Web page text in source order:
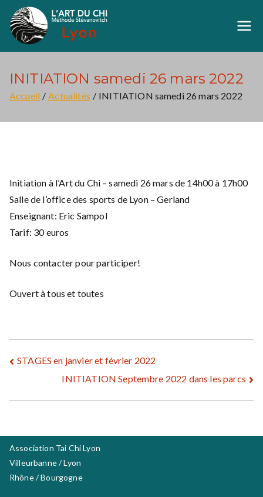
Aller
contenu
INITIATION samedi 26 mars 2022
Accueil Actualités INITIATION samedi 26 mars 2022
Initiation à l’Art du Chi – samedi 26 mars de 14h00 à 17h00
Salle de l’office des sports de Lyon – Gerland
Enseignant: Eric Sampol
Tarif: 30 euros
Nous contacter pour participer!
Ouvert à tous et toutes
Navigation
STAGES en janvier et février 2022
INITIATION Septembre 2022 dans les parcs
Association Tai Chi Lyon
Villeurbanne / Lyon
Rhône / Bourgogne